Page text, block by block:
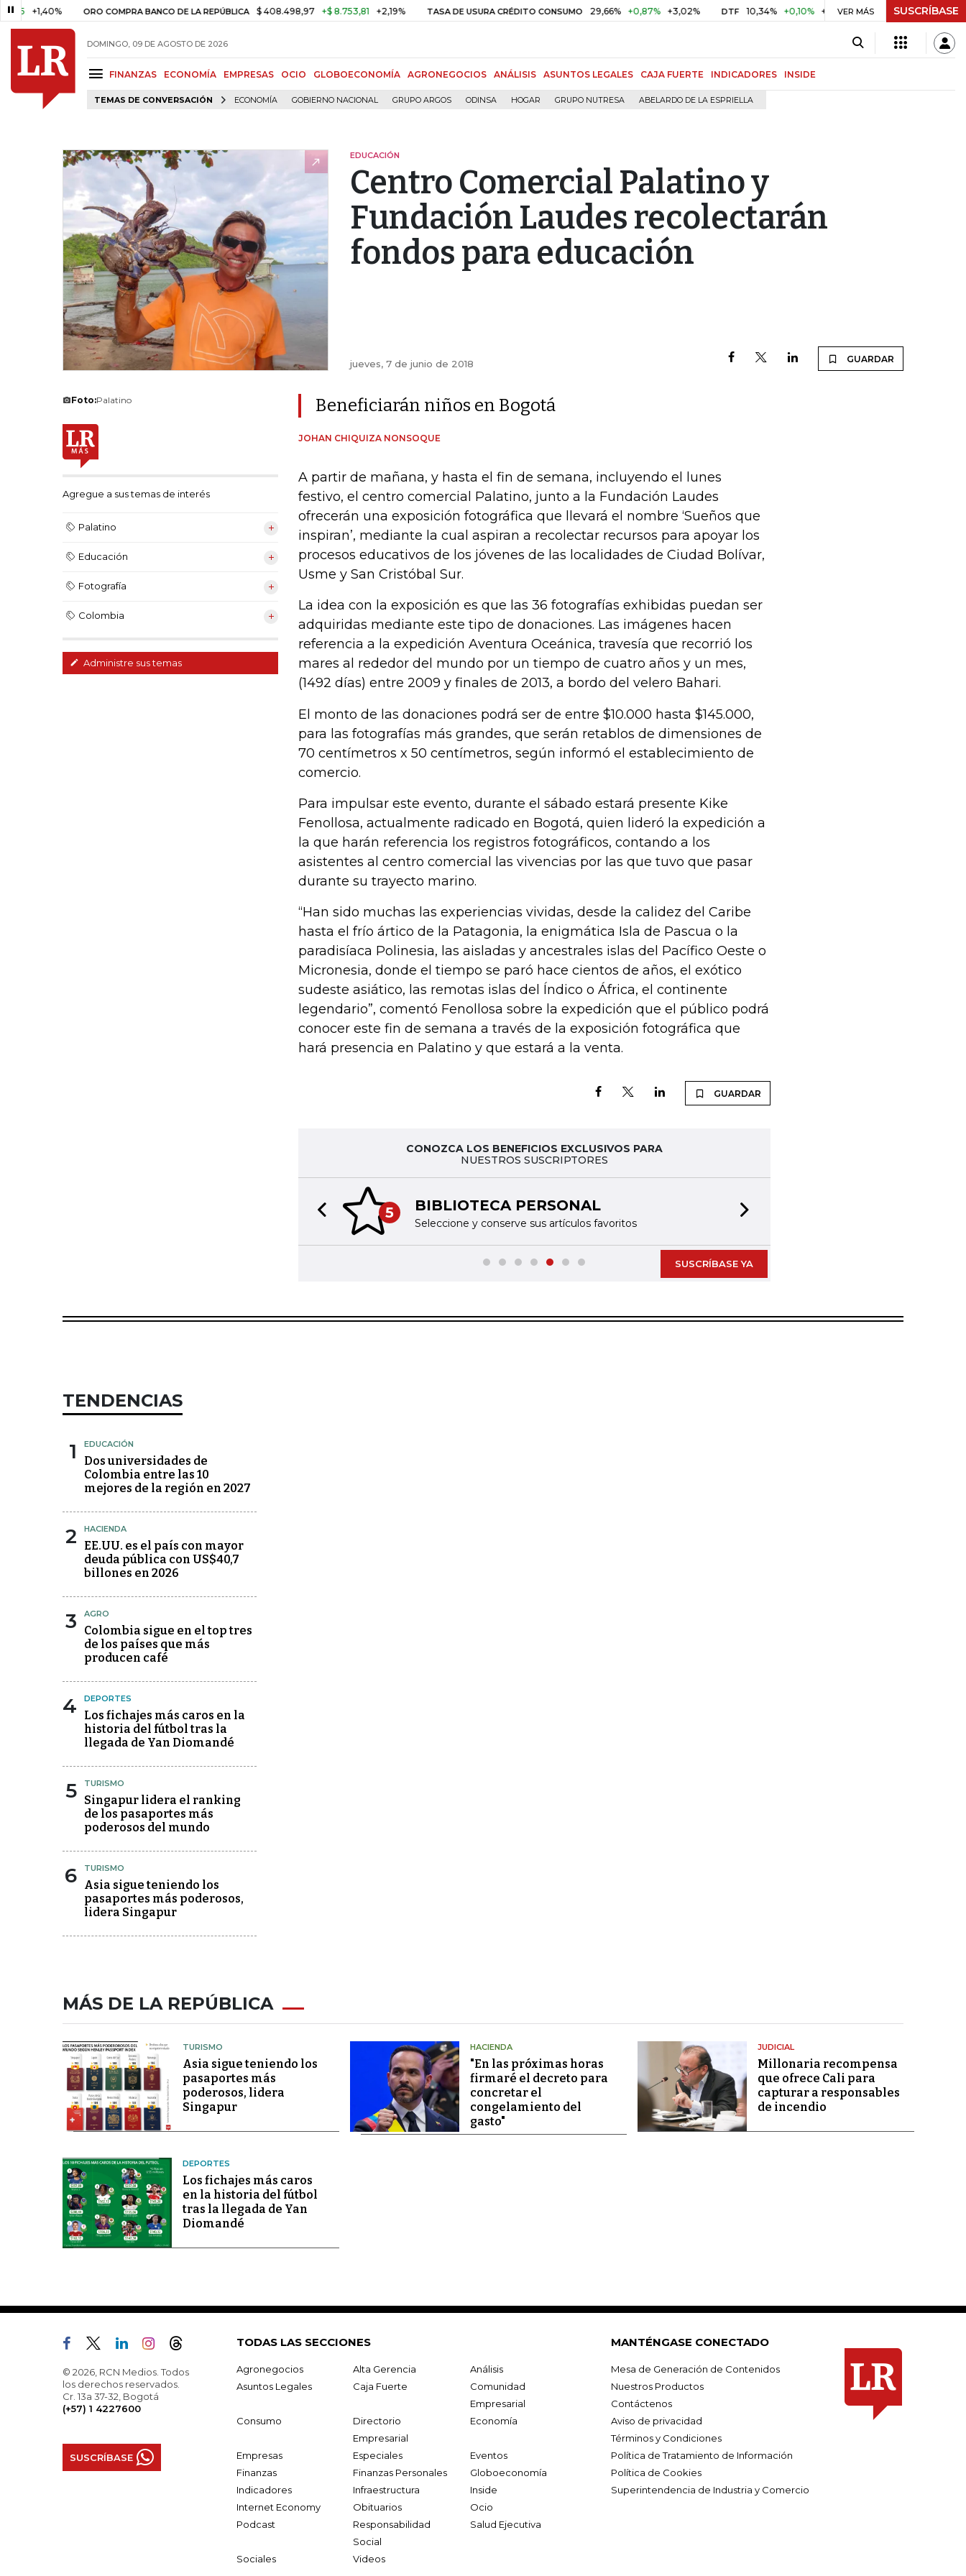
+1,40% ORO COMPRA BANCO DE LA REPÚBLICA $ 408.498,97 +$ 8.753,81 +2,19% TASA DE USURA CRÉDITO CONSUMO 29,66% +0,87% +3,02% DTF 10,34% +0,10% +0,98% UVR $ 417,01 +$ 0,05
VER MÁS SUSCRÍBASE
DOMINGO, 09 DE AGOSTO DE 2026
FINANZAS ECONOMÍA EMPRESAS OCIO GLOBOECONOMÍA AGRONEGOCIOS ANÁLISIS ASUNTOS LEGALES CAJA FUERTE INDICADORES INSIDE
TEMAS DE CONVERSACIÓN ECONOMÍA GOBIERNO NACIONAL GRUPO ARGOS ODINSA HOGAR GRUPO NUTRESA ABELARDO DE LA ESPRIELLA
EDUCACIÓN
Centro Comercial Palatino y
Fundación Laudes recolectarán
fondos para educación
jueves, 7 de junio de 2018 GUARDAR
Foto:Palatino
Agregue a sus temas de interés
Palatino
Educación
Fotografía
Colombia
Administre sus temas
Beneficiarán niños en Bogotá
JOHAN CHIQUIZA NONSOQUE
A partir de mañana, y hasta el fin de semana, incluyendo el lunes
festivo, el centro comercial Palatino, junto a la Fundación Laudes
ofrecerán una exposición fotográfica que llevará el nombre ‘Sueños que
inspiran’, mediante la cual aspiran a recolectar recursos para apoyar los
procesos educativos de los jóvenes de las localidades de Ciudad Bolívar,
Usme y San Cristóbal Sur.
La idea con la exposición es que las 36 fotografías exhibidas puedan ser
adquiridas mediante este tipo de donaciones. Las imágenes hacen
referencia a la expedición Aventura Oceánica, travesía que recorrió los
mares al rededor del mundo por un tiempo de cuatro años y un mes,
(1492 días) entre 2009 y finales de 2013, a bordo del velero Bahari.
El monto de las donaciones podrá ser de entre $10.000 hasta $145.000,
para las fotografías más grandes, que serán retablos de dimensiones de
70 centímetros x 50 centímetros, según informó el establecimiento de
comercio.
Para impulsar este evento, durante el sábado estará presente Kike
Fenollosa, actualmente radicado en Bogotá, quien lideró la expedición a
la que harán referencia los registros fotográficos, contando a los
asistentes al centro comercial las vivencias por las que tuvo que pasar
durante su trayecto marino.
“Han sido muchas las experiencias vividas, desde la calidez del Caribe
hasta el frío ártico de la Patagonia, la enigmática Isla de Pascua o la
paradisíaca Polinesia, las aisladas y ancestrales islas del Pacífico Oeste o
Micronesia, donde el tiempo se paró hace cientos de años, el exótico
sudeste asiático, las remotas islas del Índico o África, el continente
legendario”, comentó Fenollosa sobre la expedición que el público podrá
conocer este fin de semana a través de la exposición fotográfica que
hará presencia en Palatino y que estará a la venta.
GUARDAR
CONOZCA LOS BENEFICIOS EXCLUSIVOS PARA
NUESTROS SUSCRIPTORES
5 BIBLIOTECA PERSONAL
Seleccione y conserve sus artículos favoritos
Previous slide
SUSCRÍBASE YA
TENDENCIAS
1 EDUCACIÓN
Dos universidades de
Colombia entre las 10
mejores de la región en 2027
2 HACIENDA
EE.UU. es el país con mayor
deuda pública con US$40,7
billones en 2026
3 AGRO
Colombia sigue en el top tres
de los países que más
producen café
4 DEPORTES
Los fichajes más caros en la
historia del fútbol tras la
llegada de Yan Diomandé
5 TURISMO
Singapur lidera el ranking
de los pasaportes más
poderosos del mundo
6 TURISMO
Asia sigue teniendo los
pasaportes más poderosos,
lidera Singapur
MÁS DE LA REPÚBLICA
TURISMO
Asia sigue teniendo los
pasaportes más
poderosos, lidera
Singapur
HACIENDA
"En las próximas horas
firmaré el decreto para
concretar el
congelamiento del
gasto"
JUDICIAL
Millonaria recompensa
que ofrece Cali para
capturar a responsables
de incendio
DEPORTES
Los fichajes más caros
en la historia del fútbol
tras la llegada de Yan
Diomandé
© 2026, RCN Medios. Todos
los derechos reservados.
Cr. 13a 37-32, Bogotá
(+57) 1 4227600
SUSCRÍBASE
TODAS LAS SECCIONES
Agronegocios Alta Gerencia
Análisis
Asuntos Legales
Caja Fuerte
Comunidad
Empresarial
Consumo
Directorio
Empresarial
Economía
Empresas Especiales
Eventos
Finanzas
Finanzas Personales
Globoeconomía
Indicadores
Infraestructura
Inside
Internet Economy
Obituarios
Ocio
Podcast
Responsabilidad
Social
Salud Ejecutiva
Sociales Videos
MANTÉNGASE CONECTADO
Mesa de Generación de Contenidos
Nuestros Productos
Contáctenos
Aviso de privacidad
Términos y Condiciones
Política de Tratamiento de Información
Política de Cookies
Superintendencia de Industria y Comercio